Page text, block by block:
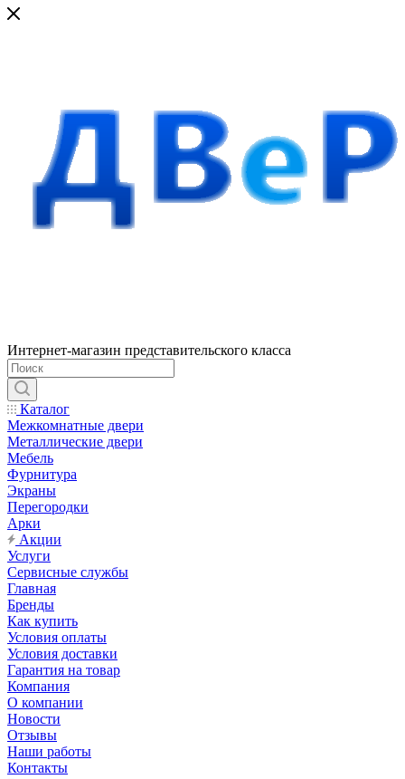
Интернет-магазин представительского класса
Каталог
Межкомнатные двери
Металлические двери
Мебель
Фурнитура
Экраны
Перегородки
Арки
Акции
Услуги
Сервисные службы
Главная
Бренды
Как купить
Условия оплаты
Условия доставки
Гарантия на товар
Компания
О компании
Новости
Отзывы
Наши работы
Контакты